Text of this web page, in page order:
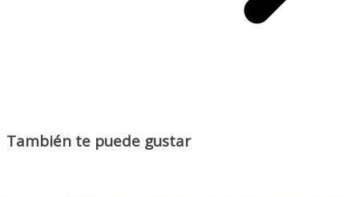
También te puede gustar